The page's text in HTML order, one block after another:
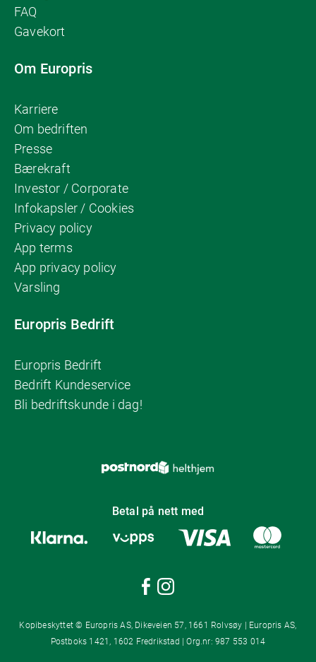
FAQ
Gavekort
Om Europris
Karriere
Om bedriften
Presse
Bærekraft
Investor / Corporate
Infokapsler / Cookies
Privacy policy
App terms
App privacy policy
Varsling
Europris Bedrift
Europris Bedrift
Bedrift Kundeservice
Bli bedriftskunde i dag!
Betal på nett med
Kopibeskyttet © Europris AS, Dikeveien 57, 1661 Rolvsøy | Europris AS,
Postboks 1421, 1602 Fredrikstad | Org.nr: 987 553 014